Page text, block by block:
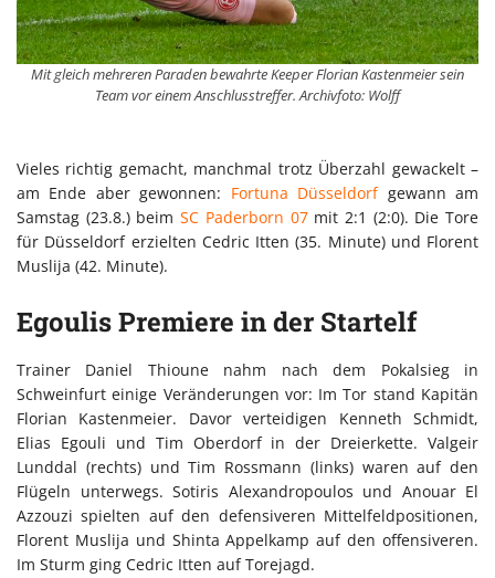
Mit gleich mehreren Paraden bewahrte Keeper Florian Kastenmeier sein
Team vor einem Anschlusstreffer. Archivfoto: Wolff
Vieles richtig gemacht, manchmal trotz Überzahl gewackelt –
am Ende aber gewonnen: Fortuna Düsseldorfgewann am
Samstag (23.8.) beimSC Paderborn 07mit 2:1 (2:0). Die Tore
für Düsseldorf erzielten Cedric Itten (35. Minute) und Florent
Muslija (42. Minute).
Egoulis Premiere in der Startelf
Trainer Daniel Thioune nahm nach dem Pokalsieg in
Schweinfurt einige Veränderungen vor: Im Tor stand Kapitän
Florian Kastenmeier. Davor verteidigen Kenneth Schmidt,
Elias Egouli und Tim Oberdorf in der Dreierkette. Valgeir
Lunddal (rechts) und Tim Rossmann (links) waren auf den
Flügeln unterwegs. Sotiris Alexandropoulos und Anouar El
Azzouzi spielten auf den defensiveren Mittelfeldpositionen,
Florent Muslija und Shinta Appelkamp auf den offensiveren.
Im Sturm ging Cedric Itten auf Torejagd.